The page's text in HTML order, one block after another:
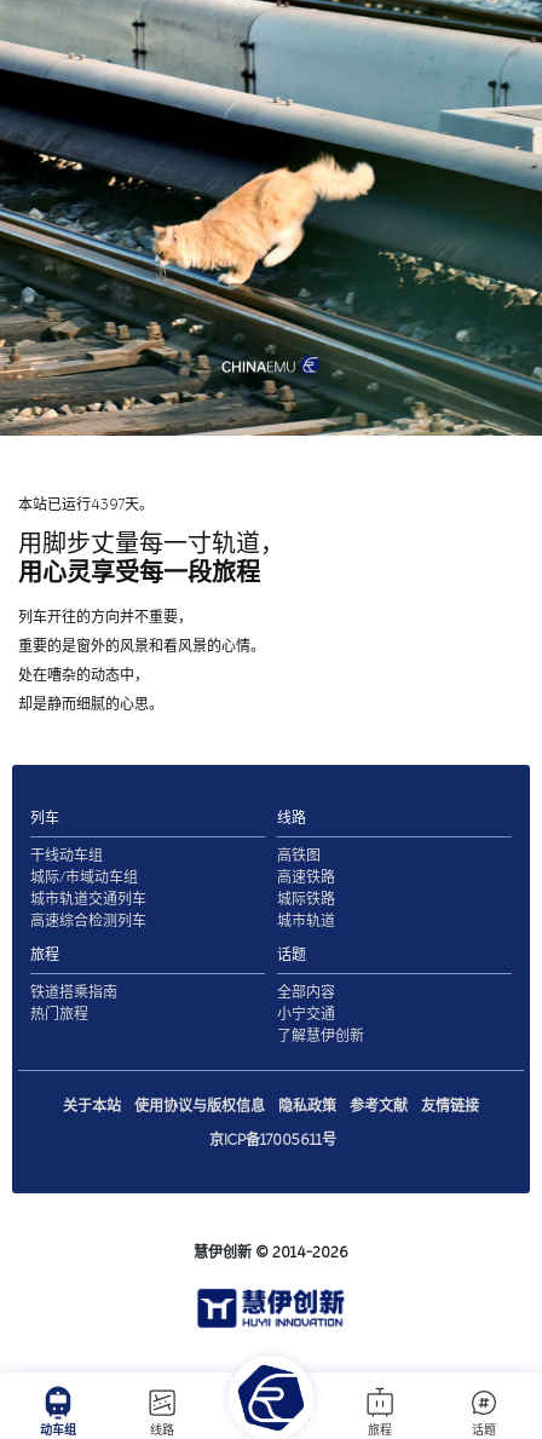
动车组 线路 旅程 话题
本站已运行4397天。
用脚步丈量每一寸轨道，
用心灵享受每一段旅程
列车开往的方向并不重要，
重要的是窗外的风景和看风景的心情。
处在嘈杂的动态中，
却是静而细腻的心思。
列车
干线动车组
城际/市域动车组
城市轨道交通列车
高速综合检测列车
线路
高铁图
高速铁路
城际铁路
城市轨道
旅程
铁道搭乘指南
热门旅程
话题
全部内容
小宁交通
了解慧伊创新
关于本站 使用协议与版权信息 隐私政策 参考文献
友情链接
京ICP备17005611号
慧伊创新 © 2014-2026